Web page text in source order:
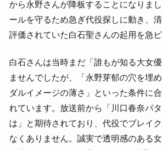
から永野さんが降板することになりま
ールを守るため急ぎ代役探しに動き、
評価されていた白石聖さんの起用を急
白石さんは当時まだ「誰もが知る大女
ませんでしたが、「永野芽郁の穴を埋
ダルイメージの薄さ」といった条件に
れています。放送前から「川口春奈パ
は」と期待されており、代役でブレイ
なくありません。誠実で透明感のある